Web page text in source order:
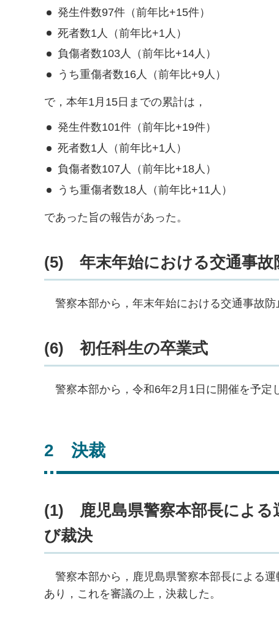
発生件数97件（前年比+15件）
死者数1人（前年比+1人）
負傷者数103人（前年比+14人）
うち重傷者数16人（前年比+9人）
で，本年1月15日までの累計は，
発生件数101件（前年比+19件）
死者数1人（前年比+1人）
負傷者数107人（前年比+18人）
うち重傷者数18人（前年比+11人）
であった旨の報告があった。
(5) 年末年始における交通事
警察本部から，年末年始における交通事故
(6) 初任科生の卒業式
警察本部から，令和6年2月1日に開催を予定
2 決裁
(1) 鹿児島県警察本部長によ
び裁決
警察本部から，鹿児島県警察本部長による
あり，これを審議の上，決裁した。